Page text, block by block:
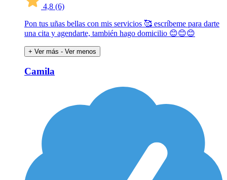
4,8 (6)
Pon tus uñas bellas con mis servicios 🥰 escríbeme para darte
una cita y agendarte, también hago domicilio 😊😊😊
+ Ver más - Ver menos
Camila